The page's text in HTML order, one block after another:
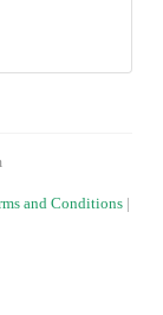
and Conditions|